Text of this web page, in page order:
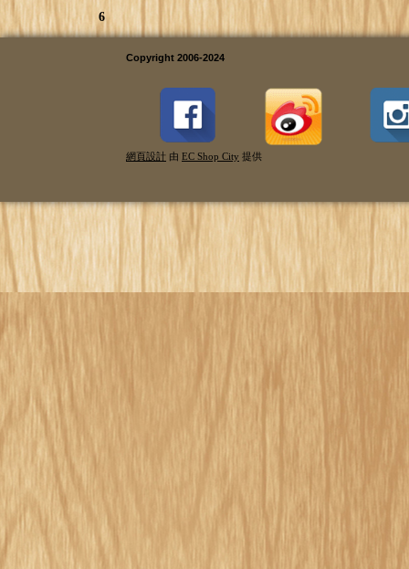
6
Copyright 2006-2024
網頁設計 由 EC Shop City 提供